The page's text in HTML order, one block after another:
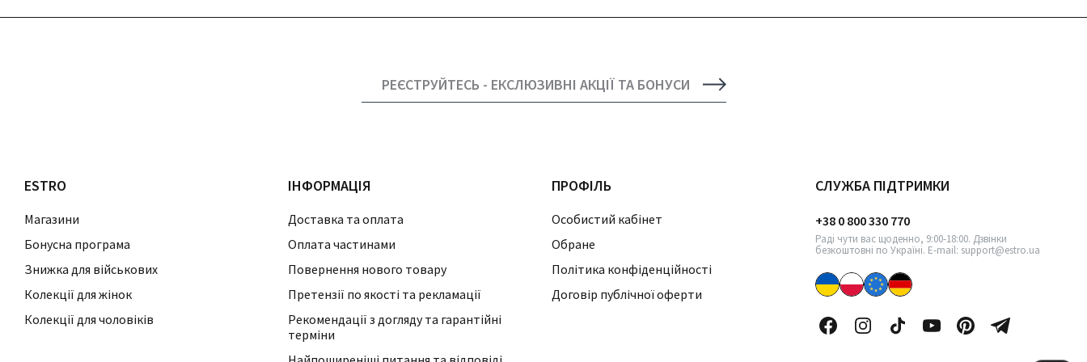
РЕЄСТРУЙТЕСЬ - ЕКСЛЮЗИВНІ АКЦІЇ ТА БОНУСИ
ESTRO
Магазини
Бонусна програма
Знижка для військових
Колекції для жінок
Колекції для чоловіків
ІНФОРМАЦІЯ
Доставка та оплата
Оплата частинами
Повернення нового товару
Претензії по якості та рекламації
Рекомендації з догляду та гарантійні
терміни
ПРОФІЛЬ
Особистий кабінет
Обране
Політика конфіденційності
Договір публічної оферти
СЛУЖБА ПІДТРИМКИ
+38 0 800 330 770
Раді чути вас щоденно, 9:00-18:00. Дзвінки
безкоштовні по Україні. E-mail: support@estro.ua